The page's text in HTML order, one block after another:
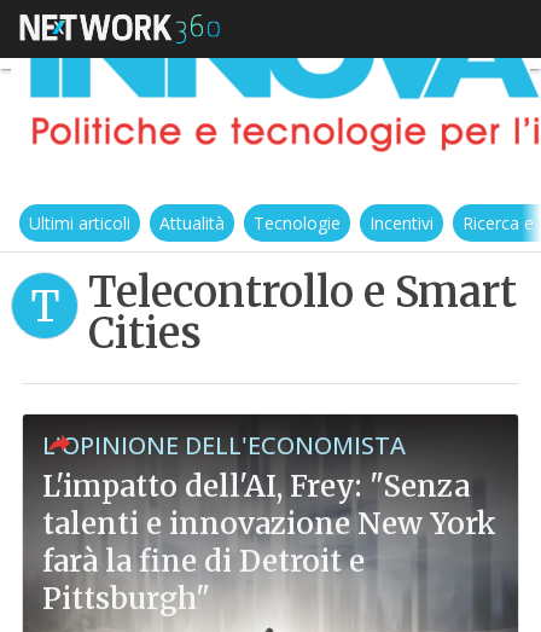
Ultimi articoli Attualità Tecnologie Incentivi Ricerca
T Telecontrollo e Smart
Cities
L'OPINIONE DELL'ECONOMISTA
L'impatto dell'AI, Frey: "Senza
talenti e innovazione New York
farà la fine di Detroit e
Pittsburgh"